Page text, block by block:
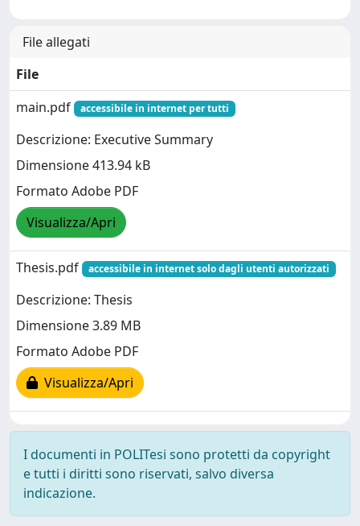
File allegati
File
main.pdf
accessibile in internet per tutti
Descrizione: Executive Summary
Dimensione 413.94 kB
Formato Adobe PDF
Visualizza/Apri
Thesis.pdf accessibile in internet solo dagli utenti autorizzati
Descrizione: Thesis
Dimensione 3.89 MB
Formato Adobe PDF
Visualizza/Apri
I documenti in POLITesi sono protetti da copyright
e tutti i diritti sono riservati, salvo diversa
indicazione.